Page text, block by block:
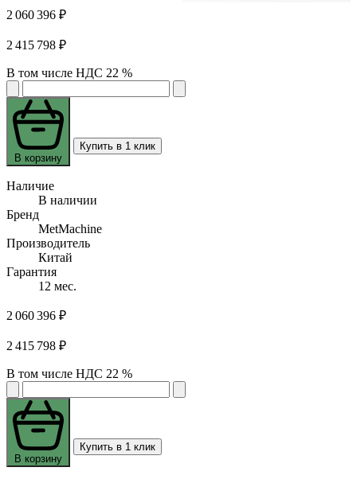
2 060 396 ₽
2 415 798 ₽
В том числе НДС 22 %
В корзину
Купить в 1 клик
Наличие
В наличии
Бренд
MetMachine
Производитель
Китай
Гарантия
12 мес.
2 060 396 ₽
2 415 798 ₽
В том числе НДС 22 %
В корзину
Купить в 1 клик